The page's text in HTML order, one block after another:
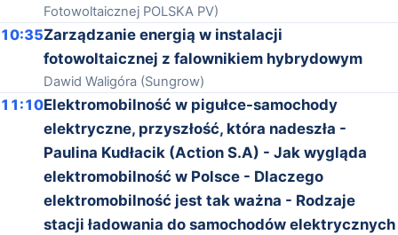
Fotowoltaicznej POLSKA PV)
10:35Zarządzanie energią w instalacji
fotowoltaicznej z falownikiem hybrydowym
Dawid Waligóra (Sungrow)
11:10Elektromobilność w pigułce-samochody
elektryczne, przyszłość, która nadeszła -
Paulina Kudłacik (Action S.A) - Jak wygląda
elektromobilność w Polsce - Dlaczego
elektromobilność jest tak ważna - Rodzaje
stacji ładowania do samochodów elektrycznych